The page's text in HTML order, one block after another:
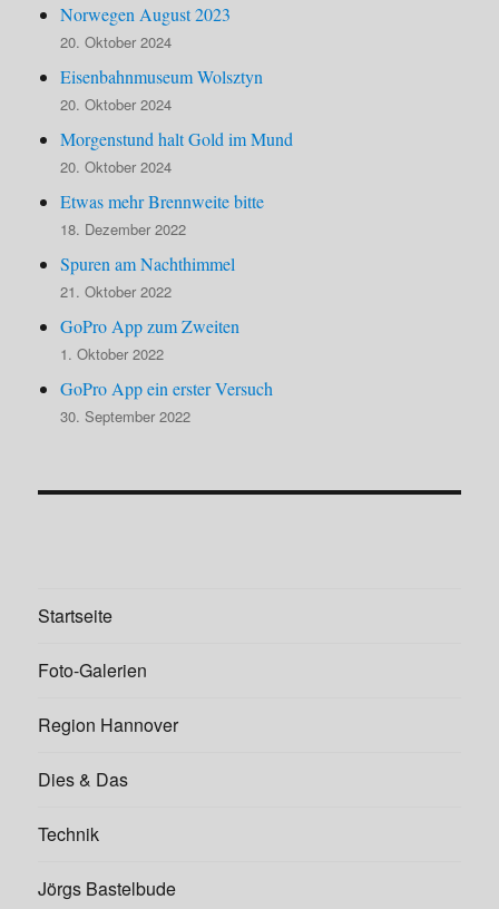
Norwegen August 2023
20. Oktober 2024
Eisenbahnmuseum Wolsztyn
20. Oktober 2024
Morgenstund halt Gold im Mund
20. Oktober 2024
Etwas mehr Brennweite bitte
18. Dezember 2022
Spuren am Nachthimmel
21. Oktober 2022
GoPro App zum Zweiten
1. Oktober 2022
GoPro App ein erster Versuch
30. September 2022
Startseite
Foto-Galerien
Region Hannover
Dies & Das
Technik
Jörgs Bastelbude